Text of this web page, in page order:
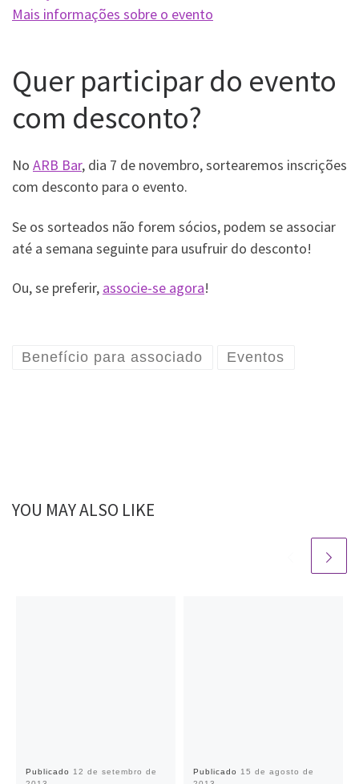
Mais informações sobre o evento
Quer participar do evento
com desconto?
No ARB Bar, dia 7 de novembro, sortearemos inscrições
com desconto para o evento.
Se os sorteados não forem sócios, podem se associar
até a semana seguinte para usufruir do desconto!
Ou, se preferir, associe-se agora!
Benefício para associado Eventos
YOU MAY ALSO LIKE
Publicado
12 de setembro de
Publicado
15 de agosto de